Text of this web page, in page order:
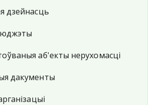
дзейнасць
аб'екты нерухомасці
дакументы